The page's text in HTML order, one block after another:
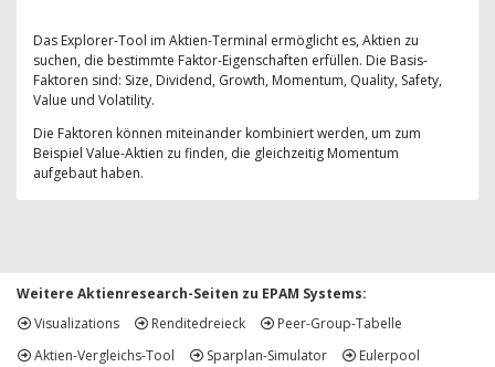
Das Explorer-Tool im Aktien-Terminal ermöglicht es, Aktien zu
suchen, die bestimmte Faktor-Eigenschaften erfüllen. Die Basis-
Faktoren sind: Size, Dividend, Growth, Momentum, Quality, Safety,
Value und Volatility.
Die Faktoren können miteinander kombiniert werden, um zum
Beispiel Value-Aktien zu finden, die gleichzeitig Momentum
aufgebaut haben.
Weitere Aktienresearch-Seiten zu EPAM Systems:
Visualizations
Renditedreieck
Peer-Group-Tabelle
Aktien-Vergleichs-Tool
Sparplan-Simulator
Eulerpool